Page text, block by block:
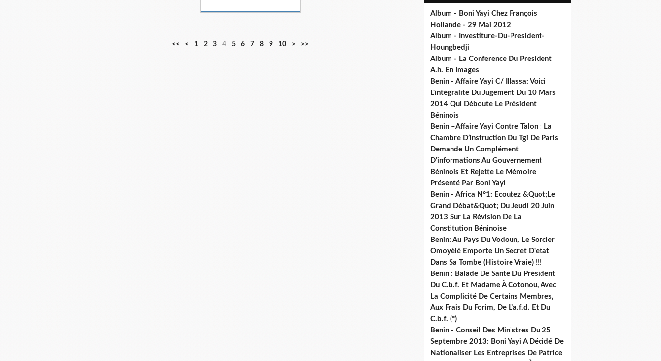
<< < 1 2 3 4 5 6 7 8 9 10 > >>
Album - Boni Yayi Chez François
Hollande - 29 Mai 2012
Album - Investiture-Du-President-
Houngbedji
Album - La Conference Du President
A.h. En Images
Benin - Affaire Yayi C/ Illassa: Voici
L'intégralité Du Jugement Du 10 Mars
2014 Qui Déboute Le Président
Béninois
Benin –Affaire Yayi Contre Talon : La
Chambre D’instruction Du Tgi De Paris
Demande Un Complément
D’informations Au Gouvernement
Béninois Et Rejette Le Mémoire
Présenté Par Boni Yayi
Benin - Africa N°1: Ecoutez &Quot;Le
Grand Débat&Quot; Du Jeudi 20 Juin
2013 Sur La Révision De La
Constitution Béninoise
Benin: Au Pays Du Vodoun, Le Sorcier
Omoyèlé Emporte Un Secret D'etat
Dans Sa Tombe (Histoire Vraie) !!!
Benin : Balade De Santé Du Président
Du C.b.f. Et Madame À Cotonou, Avec
La Complicité De Certains Membres,
Aux Frais Du Forim, De L’a.f.d. Et Du
C.b.f. (*)
Benin - Conseil Des Ministres Du 25
Septembre 2013: Boni Yayi A Décidé De
Nationaliser Les Entreprises De Patrice